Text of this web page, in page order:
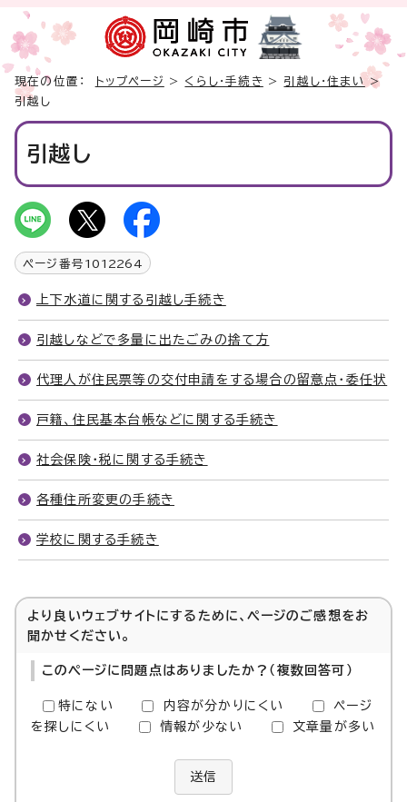
現在の位置： トップページ > くらし・手続き > 引越し・住まい >
引越し
引越し
ページ番号 1012264
上下水道に関する引越し手続き
引越しなどで多量に出たごみの捨て方
代理人が住民票等の交付申請をする場合の留意点・委任状
戸籍、住民基本台帳などに関する手続き
社会保険・税に関する手続き
各種住所変更の手続き
学校に関する手続き
より良いウェブサイトにするために、ページのご感想をお
聞かせください。
このページに問題点はありましたか？（複数回答可）
特にない 内容が分かりにくい
ページ
を探しにくい
情報が少ない 文章量が多い
送信